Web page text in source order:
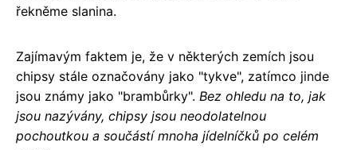
řekněme slanina.
Zajímavým faktem je, že v některých zemích jsou
chipsy stále označovány jako "tykve", zatímco jinde
jsou známy jako "brambůrky". Bez ohledu na to, jak
jsou nazývány, chipsy jsou neodolatelnou
pochoutkou a součástí mnoha jídelníčků po celém